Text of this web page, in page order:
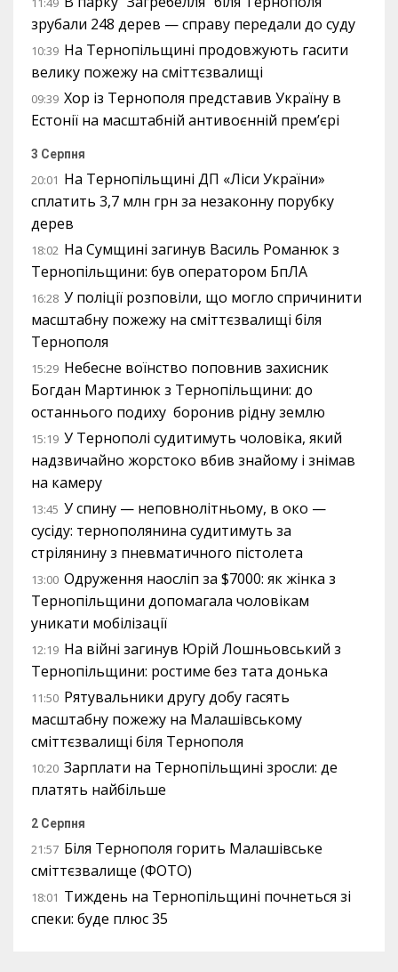
зрубали 248 дерев — справу передали до суду
10:39 На Тернопільщині продовжують гасити
велику пожежу на сміттєзвалищі
09:39 Хор із Тернополя представив Україну в
Естонії на масштабній антивоєнній прем’єрі
3 Серпня
20:01 На Тернопільщині ДП «Ліси України»
сплатить 3,7 млн грн за незаконну порубку
дерев
18:02 На Сумщині загинув Василь Романюк з
Тернопільщини: був оператором БпЛА
16:28 У поліції розповіли, що могло спричинити
масштабну пожежу на сміттєзвалищі біля
Тернополя
15:29 Небесне воїнство поповнив захисник
Богдан Мартинюк з Тернопільщини: до
останнього подиху боронив рідну землю
15:19 У Тернополі судитимуть чоловіка, який
надзвичайно жорстоко вбив знайому і знімав
на камеру
13:45 У спину — неповнолітньому, в око —
сусіду: тернополянина судитимуть за
стрілянину з пневматичного пістолета
13:00 Одруження наосліп за $7000: як жінка з
Тернопільщини допомагала чоловікам
уникати мобілізації
12:19 На війні загинув Юрій Лошньовський з
Тернопільщини: ростиме без тата донька
11:50 Рятувальники другу добу гасять
масштабну пожежу на Малашівському
сміттєзвалищі біля Тернополя
10:20 Зарплати на Тернопільщині зросли: де
платять найбільше
2 Серпня
21:57 Біля Тернополя горить Малашівське
сміттєзвалище (ФОТО)
18:01 Тиждень на Тернопільщині почнеться зі
спеки: буде плюс 35